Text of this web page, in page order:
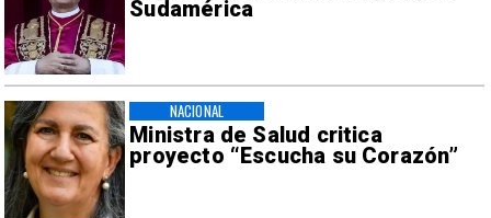
Sudamérica
Ministra de Salud critica
proyecto “Escucha su Corazón”
NACIONAL